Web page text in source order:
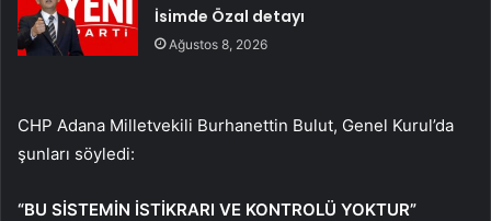
İsimde Özal detayı
Ağustos 8, 2026
CHP Adana Milletvekili Burhanettin Bulut, Genel Kurul’da
şunları söyledi:
“BU SİSTEMİN İSTİKRARI VE KONTROLÜ YOKTUR”